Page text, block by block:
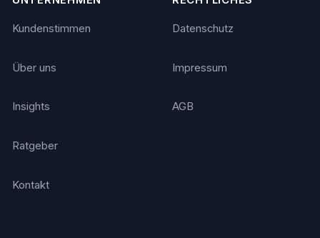
Kundenstimmen
Über uns
Insights
Ratgeber
Kontakt
Datenschutz
Impressum
AGB